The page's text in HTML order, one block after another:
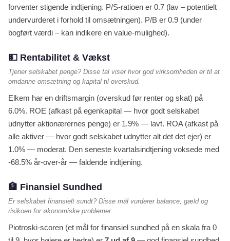
forventer stigende indtjening. P/S-ratioen er 0.7 (lav – potentielt
undervurderet i forhold til omsætningen). P/B er 0.9 (under
bogført værdi – kan indikere en value-mulighed).
💵 Rentabilitet & Vækst
Tjener selskabet penge? Disse tal viser hvor god virksomheden er til at
omdanne omsætning og kapital til overskud.
Elkem har en driftsmargin (overskud før renter og skat) på
6.0%. ROE (afkast på egenkapital — hvor godt selskabet
udnytter aktionærernes penge) er 1.9% — lavt. ROA (afkast på
alle aktiver — hvor godt selskabet udnytter alt det det ejer) er
1.0% — moderat. Den seneste kvartalsindtjening voksede med
-68.5% år-over-år — faldende indtjening.
🏦 Finansiel Sundhed
Er selskabet finansielt sundt? Disse mål vurderer balance, gæld og
risikoen for økonomiske problemer.
Piotroski-scoren (et mål for finansiel sundhed på en skala fra 0